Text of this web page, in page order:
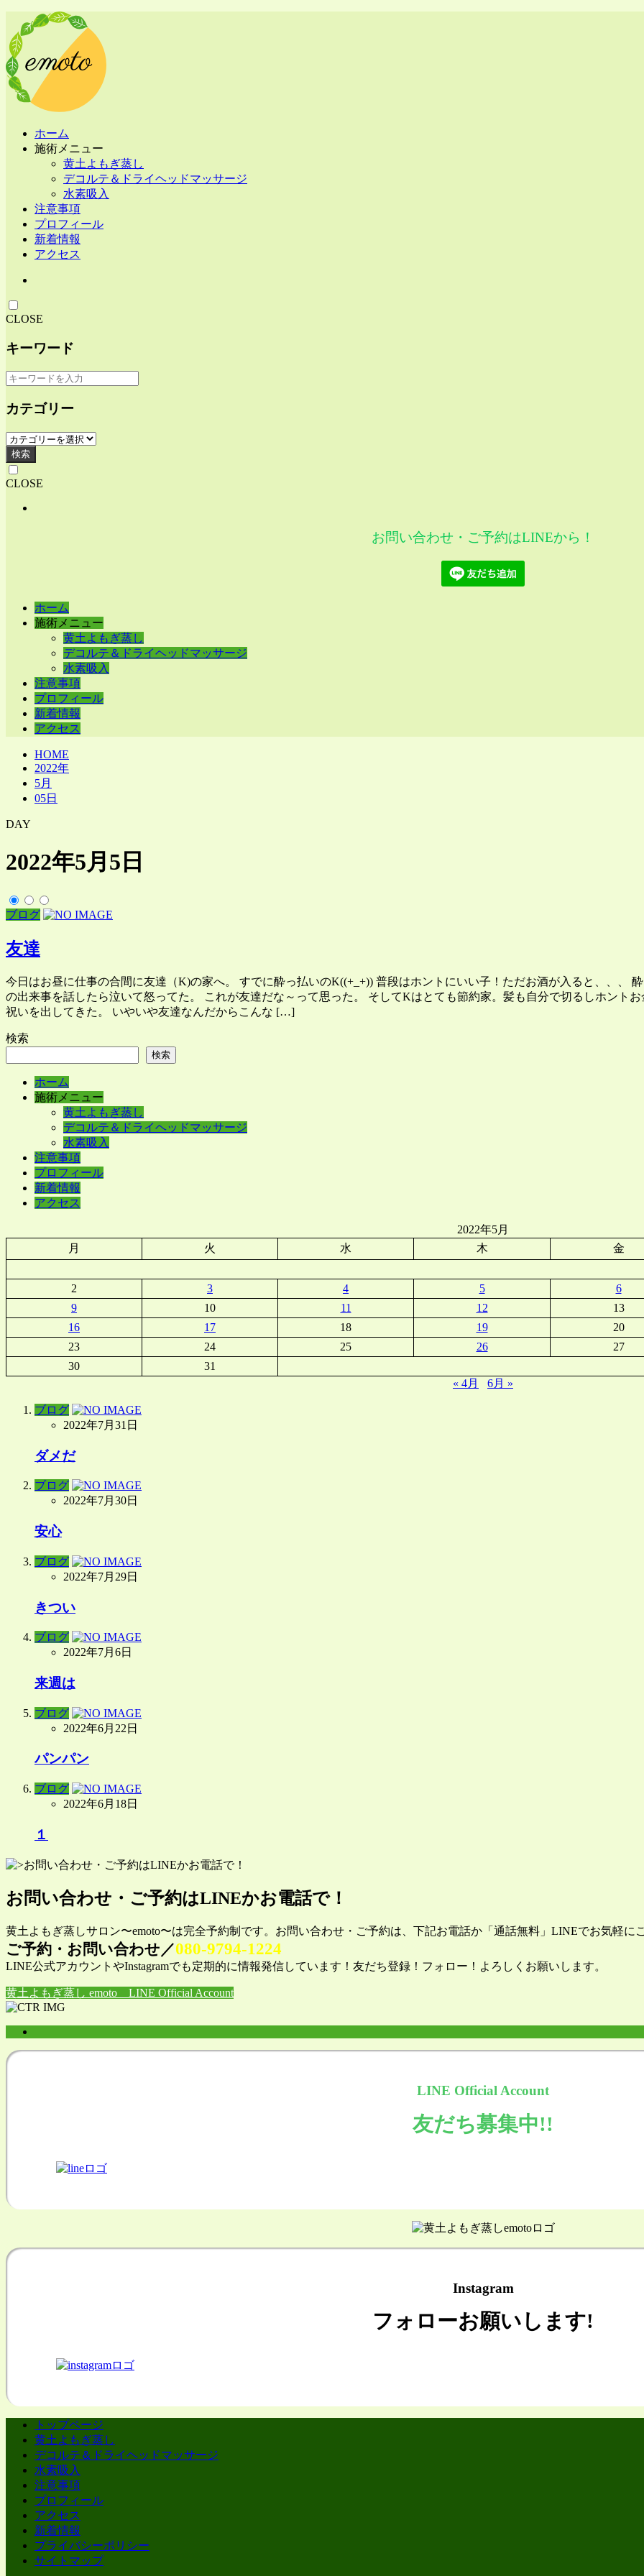
ホーム
施術メニュー
黄土よもぎ蒸し
デコルテ＆ドライヘッドマッサージ
水素吸入
注意事項
プロフィール
新着情報
アクセス
CLOSE
キーワード
カテゴリー
検索
CLOSE
お問い合わせ・ご予約はLINEから！
ホーム
施術メニュー
黄土よもぎ蒸し
デコルテ＆ドライヘッドマッサージ
水素吸入
注意事項
プロフィール
新着情報
アクセス
HOME
2022年
5月
05日
DAY
2022年5月5日
ブログ
友達
今日はお昼に仕事の合間に友達（K)の家へ。 すでに酔っ払いのK((+_+)) 普段はホントにいい子！ただお酒が入ると、、、
の出来事を話したら泣いて怒ってた。 これが友達だな～って思った。 そしてKはとても節約家。髪も自分で切るしホント
祝いを出してきた。 いやいや友達なんだからこんな […]
検索
検索
ホーム
施術メニュー
黄土よもぎ蒸し
デコルテ＆ドライヘッドマッサージ
水素吸入
注意事項
プロフィール
新着情報
アクセス
2022年5月
月
火 水 木 金
2
3 4 5 6
9
10 11 12 13
16
17 18 19 20
23
24 25 26 27
30
31
« 4月
6月 »
ブログ
2022年7月31日
ダメだ
ブログ
2022年7月30日
安心
ブログ
2022年7月29日
きつい
ブログ
2022年7月6日
来週は
ブログ
2022年6月22日
パンパン
ブログ
2022年6月18日
１
お問い合わせ・ご予約はLINEかお電話で！
黄土よもぎ蒸しサロン〜emoto〜は完全予約制です。お問い合わせ・ご予約は、下記お電話か「通話無料」LINEでお気軽に
ご予約・お問い合わせ／080-9794-1224
LINE公式アカウントやInstagramでも定期的に情報発信しています！友だち登録！フォロー！よろしくお願いします。
黄土よもぎ蒸し emoto LINE Official Account
LINE Official Account
友だち募集中!!
Instagram
フォローお願いします!
トップページ
黄土よもぎ蒸し
デコルテ＆ドライヘッドマッサージ
水素吸入
注意事項
プロフィール
アクセス
新着情報
プライバシーポリシー
サイトマップ